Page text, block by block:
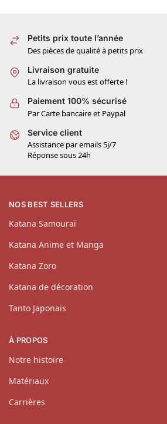
Petits prix toute l’année
Des pièces de qualité à petits prix
Livraison gratuite
La livraison vous est offerte !
Paiement 100% sécurisé
Par Carte bancaire et Paypal
Service client
Assistance par emails 5j/7
Réponse sous 24h
NOS BEST SELLERS
Katana Samouraï
Katana Anime et Manga
Katana Zoro
Katana de décoration
Tanto Japonais
À PROPOS
Notre histoire
Matériaux
Carrières